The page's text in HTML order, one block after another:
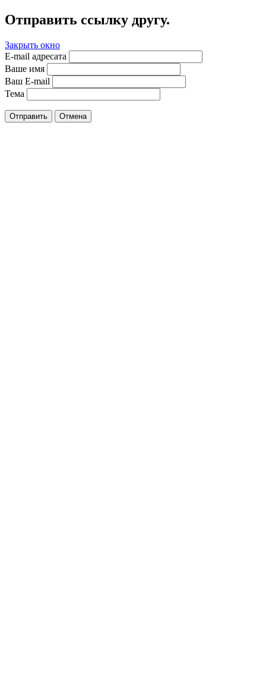
Отправить ссылку другу.
Закрыть окно
E-mail адресата
Ваше имя
Ваш E-mail
Тема
Отправить Отмена